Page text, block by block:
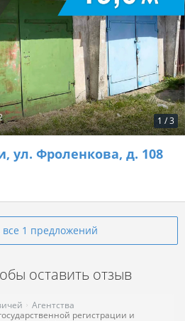
1 /3
ул. Фроленкова, д. 108
все 1 предложений
оставить отзыв
Агентства
регистрации и